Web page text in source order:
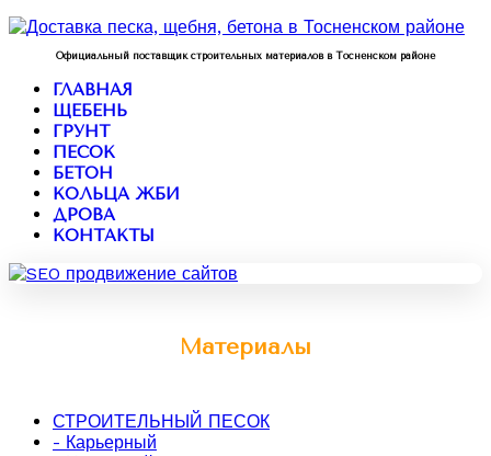
Официальный поставщик строительных материалов в Тосненском районе
ГЛАВНАЯ
ЩЕБЕНЬ
ГРУНТ
ПЕСОК
БЕТОН
КОЛЬЦА ЖБИ
ДРОВА
КОНТАКТЫ
Материалы
СТРОИТЕЛЬНЫЙ ПЕСОК
- Карьерный